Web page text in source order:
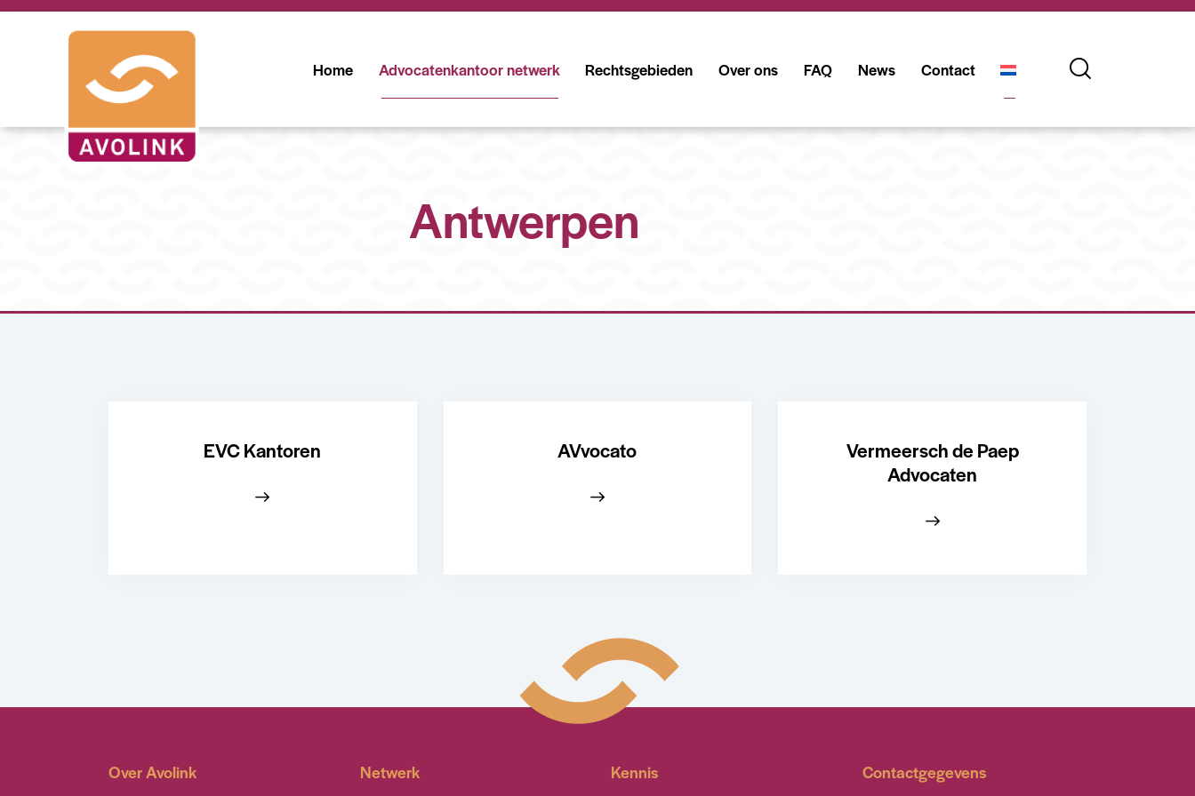
Home Advocatenkantoor netwerk Rechtsgebieden Over ons FAQ News Contact
Antwerpen
EVC Kantoren AVvocato
Vermeersch de Paep
Advocaten
Over Avolink Netwerk Kennis Contactgegevens